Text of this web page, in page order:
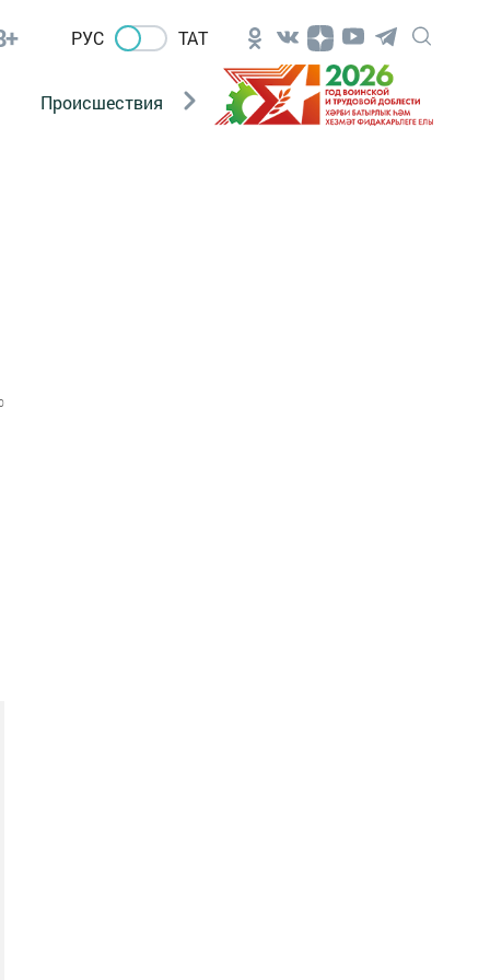
РУС ТАТ
Происшествия Новости Госавтоинспекции